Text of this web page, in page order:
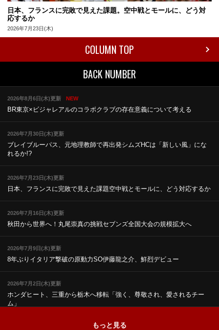
日本、フランスに完敗で見えた課題。空中戦とモールに、どう対
応するか
2026年7月23日(木)
COLUMN TOP
BACK NUMBER
2026年8月6日(木)更新 NEW
BR東京×ビジャレアルのコラボクラブの存在意義について考える
2026年7月30日(木)更新
ブレイブルーパス、元地理教師で再出発シムズHCは「新しい風」にな
れるか!?
2026年7月23日(木)更新
日本、フランスに完敗で見えた課題空中戦とモールに、どう対応するか
2026年7月16日(木)更新
秋田から世界へ！丸尾崇真の挑戦セブンズ全国大会の規模拡大へ
2026年7月9日(木)更新
8年ぶりイタリア撃破の原動力SO伊藤龍之介、鮮烈デビュー
2026年7月2日(木)更新
ホンダヒート、三重から栃木へ移転「強く、尊敬され、愛されるチー
ム」
もっと見る